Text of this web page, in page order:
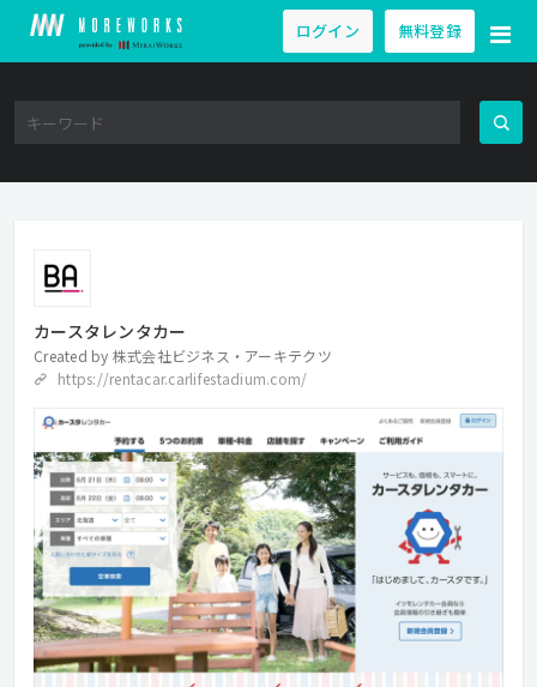
ログイン 無料登録
カースタレンタカー
Created by 株式会社ビジネス・アーキテクツ
https://rentacar.carlifestadium.com/